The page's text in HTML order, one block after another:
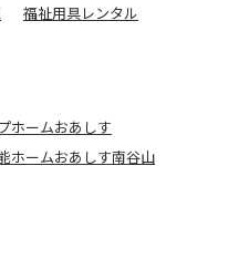
福祉用具レンタル
ホームおあしす
ホームおあしす南谷山